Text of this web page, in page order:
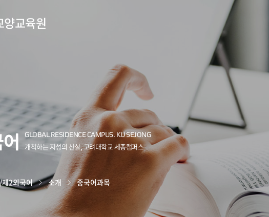
양교육원
2외국어 소개 중국어과목